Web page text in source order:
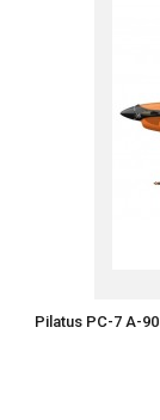
Pilatus PC-7 A-